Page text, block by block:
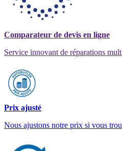
Comparateur de devis en ligne
Service innovant de réparations
Prix ajusté
Nous ajustons notre prix si vous